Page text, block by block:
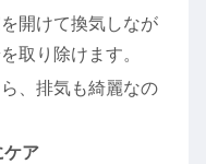
開けて換気しなが
取り除けます。
、排気も綺麗なの
ケア